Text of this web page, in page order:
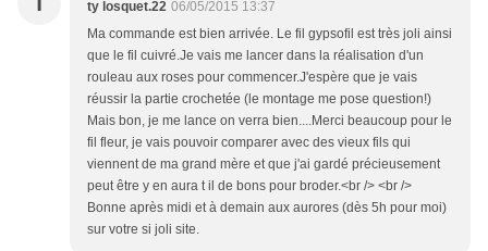
ty losquet.22 06/05/2015 13:37
Ma commande est bien arrivée. Le fil gypsofil est très joli ainsi
que le fil cuivré.Je vais me lancer dans la réalisation d'un
rouleau aux roses pour commencer.J'espère que je vais
réussir la partie crochetée (le montage me pose question!)
Mais bon, je me lance on verra bien....Merci beaucoup pour le
fil fleur, je vais pouvoir comparer avec des vieux fils qui
viennent de ma grand mère et que j'ai gardé précieusement
peut être y en aura t il de bons pour broder.<br /> <br />
Bonne après midi et à demain aux aurores (dès 5h pour moi)
sur votre si joli site.